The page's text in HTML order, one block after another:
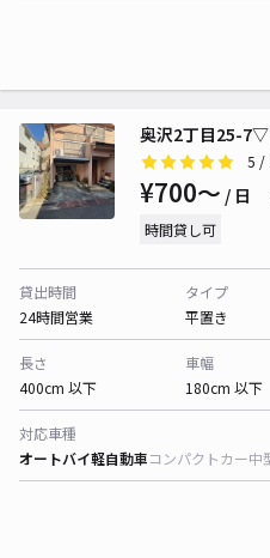
奥沢2丁目25-
5 /
¥700〜 / 日
時間貸し可
貸出時間
24時間営業
タイプ
平置き
長さ
400cm 以下
車幅
180cm 以下
対応車種
オートバイ軽自動車コンパクトカー中